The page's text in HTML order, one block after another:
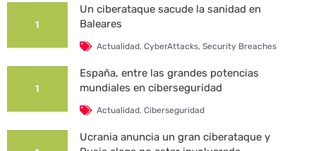
1
Un ciberataque sacude la sanidad en
Baleares
Actualidad, CyberAttacks, Security Breaches
1
España, entre las grandes potencias
mundiales en ciberseguridad
Actualidad, Ciberseguridad
Ucrania anuncia un gran ciberataque y